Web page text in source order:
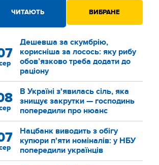
ЧИТАЮТЬ ВИБРАНЕ
Дешевша за скумбрію,
корисніша за лосось: яку рибу
обов’язково треба додати до
раціону
В Україні з'явилась сіль, яка
знищує закрутки — господинь
попередили про нюанс
Нацбанк виводить з обігу
купюри п'яти номіналів: у НБУ
попередили українців